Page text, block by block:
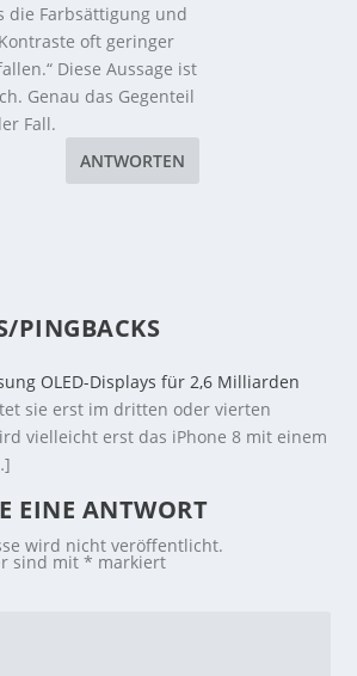
die Farbsättigung und
oft geringer
Diese Aussage ist
Genau das Gegenteil
Fall.
ANTWORTEN
PINGBACKS
OLED-Displays für 2,6 Milliarden
sie erst im dritten oder vierten
vielleicht erst das iPhone 8 mit einem
EINE ANTWORT
wird nicht veröffentlicht.
sind mit* markiert